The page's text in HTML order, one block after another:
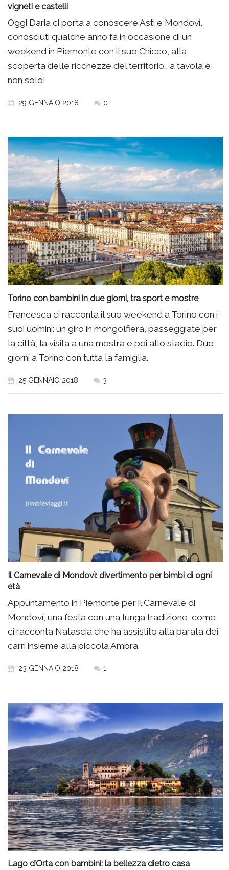
vigneti e castelli
Oggi Daria ci porta a conoscere Asti e Mondovì,
conosciuti qualche anno fa in occasione di un
weekend in Piemonte con il suo Chicco, alla
scoperta delle ricchezze del territorio… a tavola e
non solo!
29 GENNAIO 2018 0
Torino con bambini in due giorni, tra sport e mostre
Francesca ci racconta il suo weekend a Torino con i
suoi uomini: un giro in mongolfiera, passeggiate per
la città, la visita a una mostra e poi allo stadio. Due
giorni a Torino con tutta la famiglia.
25 GENNAIO 2018 3
Il Carnevale di Mondovì: divertimento per bimbi di ogni
età
Appuntamento in Piemonte per il Carnevale di
Mondovì, una festa con una lunga tradizione, come
ci racconta Natascia che ha assistito alla parata dei
carri insieme alla piccola Ambra.
23 GENNAIO 2018 1
Lago d’Orta con bambini: la bellezza dietro casa